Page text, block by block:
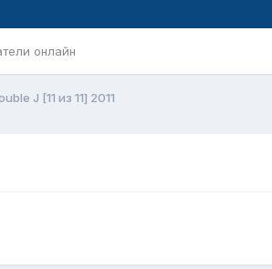
онлайн
J [11 из 11] 2011